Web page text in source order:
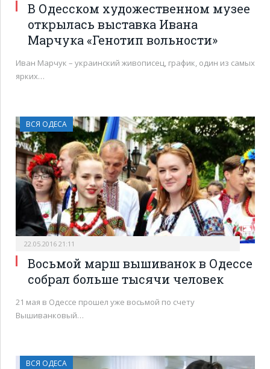
В Одесском художественном музее
открылась выставка Ивана
Марчука «Генотип вольности»
Иван Марчук – украинский живописец, график, один из самых
ярких…
ВСЯ ОДЕСА
22.05.2016 21:11
Восьмой марш вышиванок в Одессе
собрал больше тысячи человек
21 мая в Одессе прошел уже восьмой по счету
Вышиванковый…
ВСЯ ОДЕСА